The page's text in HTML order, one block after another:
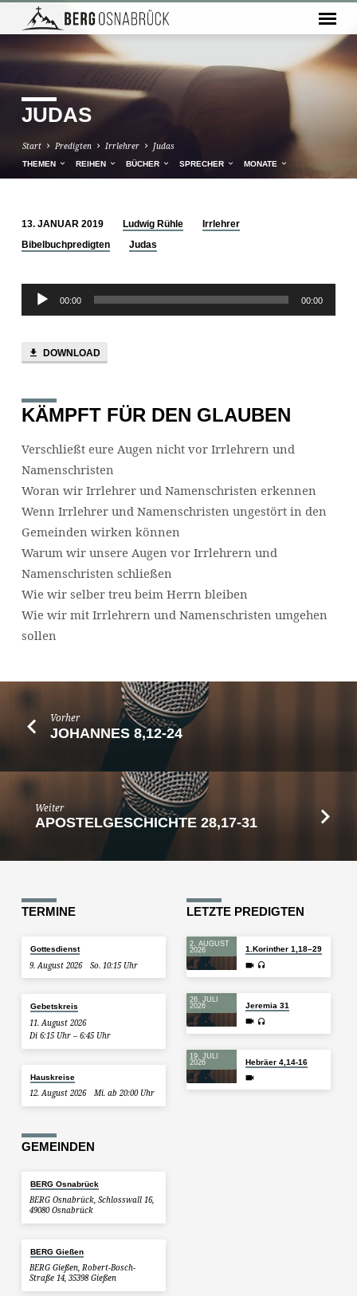
JUDAS
Start Predigten Irrlehrer Judas
THEMEN REIHEN BÜCHER SPRECHER MONATE
JUDAS
13. JANUAR 2019 Ludwig Rühle
Irrlehrer
Bibelbuchpredigten
Judas
Audio-
Player
00:00 00:00
DOWNLOAD
KÄMPFT FÜR DEN GLAUBEN
Verschließt eure Augen nicht vor Irrlehrern und
Namenschristen
Woran wir Irrlehrer und Namenschristen erkennen
Wenn Irrlehrer und Namenschristen ungestört in den
Gemeinden wirken können
Warum wir unsere Augen vor Irrlehrern und
Namenschristen schließen
Wie wir selber treu beim Herrn bleiben
Wie wir mit Irrlehrern und Namenschristen umgehen
sollen
Vorher
JOHANNES 8,12-24
Weiter
APOSTELGESCHICHTE 28,17-31
TERMINE
Gottesdienst
9. August 2026 So. 10:15 Uhr
Gebetskreis
11. August 2026
Di 6:15 Uhr – 6:45 Uhr
Hauskreise
12. August 2026 Mi. ab 20:00 Uhr
LETZTE PREDIGTEN
2. AUGUST
2026
1.Korinther 1,18–29
26. JULI
2026
Jeremia 31
19. JULI
2026
Hebräer 4,14-16
GEMEINDEN
BERG Osnabrück
BERG Osnabrück, Schlosswall 16,
49080 Osnabrück
BERG Gießen
BERG Gießen, Robert-Bosch-
Straße 14, 35398 Gießen